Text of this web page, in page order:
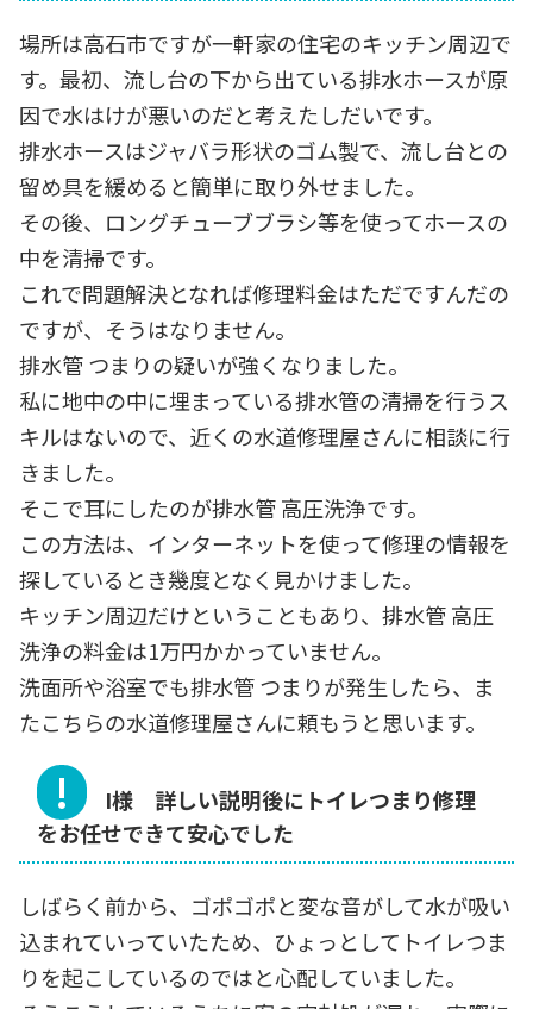
場所は高石市ですが一軒家の住宅のキッチン周辺で
す。最初、流し台の下から出ている排水ホースが原
因で水はけが悪いのだと考えたしだいです。
排水ホースはジャバラ形状のゴム製で、流し台との
留め具を緩めると簡単に取り外せました。
その後、ロングチューブブラシ等を使ってホースの
中を清掃です。
これで問題解決となれば修理料金はただですんだの
ですが、そうはなりません。
排水管 つまりの疑いが強くなりました。
私に地中の中に埋まっている排水管の清掃を行うス
キルはないので、近くの水道修理屋さんに相談に行
きました。
そこで耳にしたのが排水管 高圧洗浄です。
この方法は、インターネットを使って修理の情報を
探しているとき幾度となく見かけました。
キッチン周辺だけということもあり、排水管 高圧
洗浄の料金は1万円かかっていません。
洗面所や浴室でも排水管 つまりが発生したら、ま
たこちらの水道修理屋さんに頼もうと思います。
I様 詳しい説明後にトイレつまり修理
をお任せできて安心でした
しばらく前から、ゴポゴポと変な音がして水が吸い
込まれていっていたため、ひょっとしてトイレつま
りを起こしているのではと心配していました。